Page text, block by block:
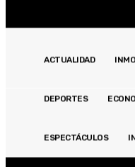
POLITICA
ACTUALIDAD
DEPORTES
ESPECTÁCULOS